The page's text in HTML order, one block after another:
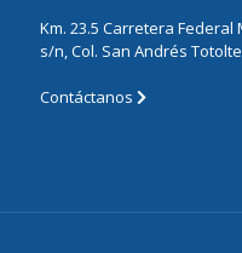
Km. 23.5 Carretera
s/n, Col. San Andrés
Contáctanos